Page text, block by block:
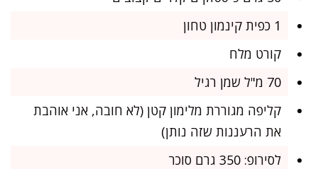
1 כפית קינמון טחון
קורט מלח
70 מ"ל שמן רגיל
קליפה מגוררת מלימון קטן (לא חובה, אני אוהבת
את הרעננות שזה נותן)
לסירופ: 350 גרם סוכר